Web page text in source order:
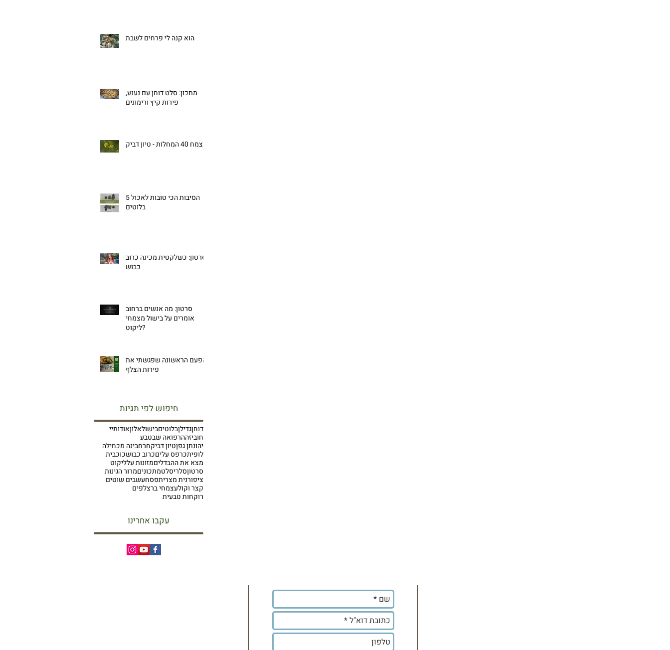
הוא קנה לי פרחים לשבת
מתכון: סלט דוחן עם נענע,
פירות קיץ ורימונים
צמח 40 המחלות - טיון דביק
5 הסיבות הכי טובות לאכול
בלוטים
סרטון: כשלקטית מכינה כרוב
כבוש
סרטון: מה אנשים ברחוב
אומרים על בישול מצמחי
ליקוט?
הפעם הראשונה שפגשתי את
פירות הצלף
חיפוש לפי תגיות
אודותייאלוןבישולבלוטיםגדילןדוחן
הרפואה שבטבעחוביזה
חרחבינה מכחילהטיון דביקיהונתן גפן
כוכביתכרוב כבושכרפס עליםלופית
ליקוטמזונות עלמצא את ההבדלים
מרור הגינותמתכוניםסלטסלריסרטון
עשבים שוטיםפסחציפורנית מצרית
צלפיםצמחי ברקצר וקולע
רוקחות טבעית
עקבו אחרינו